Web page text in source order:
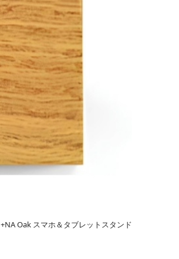
+NA Oak スマホ＆タブレットスタンド